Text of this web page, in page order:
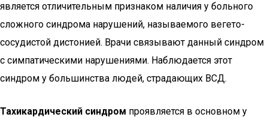
является отличительным признаком наличия у больного
сложного синдрома нарушений, называемого вегето-
сосудистой дистонией. Врачи связывают данный синдром
с симпатическими нарушениями. Наблюдается этот
синдром у большинства людей, страдающих ВСД.
Тахикардический синдром проявляется в основном у